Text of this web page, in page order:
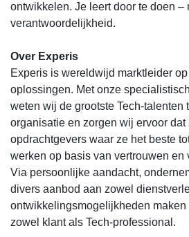
ontwikkelen. Je leert door te doen –
verantwoordelijkheid.
Over Experis
Experis is wereldwijd marktleider
oplossingen. Met onze
weten wij de grootste Tech-talenten
organisatie en zorgen wij ervoor
opdrachtgevers waar ze het beste
werken op basis van vertrouwen en
Via persoonlijke aandacht,
divers aanbod aan zowel
ontwikkelingsmogelijkheden
zowel klant als Tech-professional.